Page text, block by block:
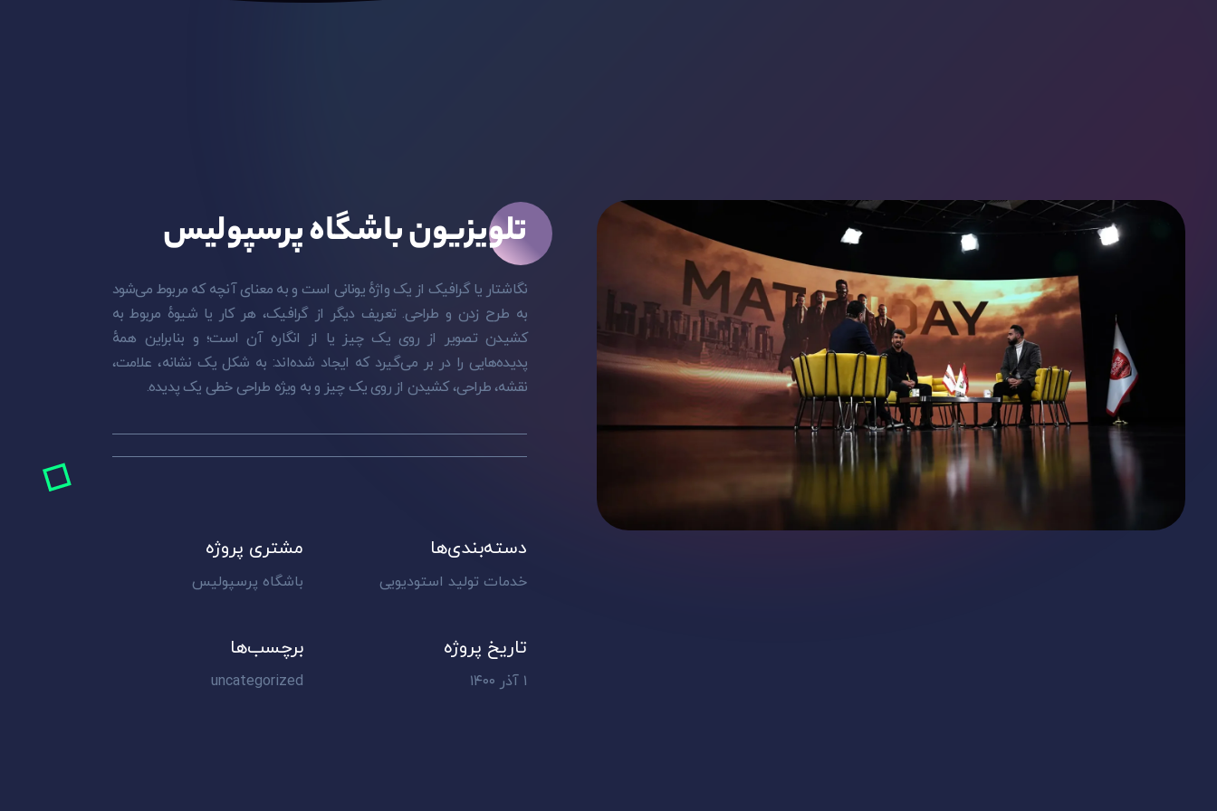
تلویزیون باشگاه پرسپولیس
نگاشتار یا گرافیک از یک واژهٔ یونانی است و به معنای آنچه که مربوط می‌شود
به طرح زدن و طراحی. تعریف دیگر از گرافیک، هر کار یا شیوهٔ مربوط به
کشیدن تصویر از روی یک چیز یا از انگاره آن است؛ و بنابراین همهٔ
پدیده‌هایی را در بر می‌گیرد که ایجاد شده‌اند: به شکل یک نشانه، علامت،
نقشه، طراحی، کشیدن از روی یک چیز و به ویژه طراحی خطی یک پدیده.
دسته‌بندی‌ها
خدمات تولید استودیویی
برچسب‌ها
uncategorized
مشتری پروژه
باشگاه پرسپولیس
تاریخ پروژه
۱ آذر ۱۴۰۰